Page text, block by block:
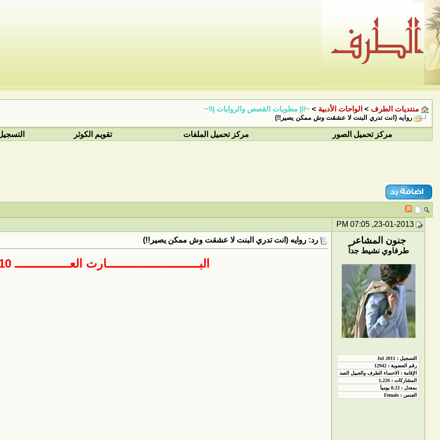
منتديات الطرف > الواحات الأدبية > ~//| مطويات القصص والروايات |\\~
روايه (انت تدري البنت لا عشقت وش ممكن يصير!!)
مركز تحميل الصور
مركز تحميل الملفات تقويم الكوثر
جنون المشاعر
طرفاوي نشيط جداً
رد: روايه (انت تدري البنت لا عشقت وش ممكن يصير!!)
البـــــــــــــــــــــــــــارت العــــــــــــــــ 10 ــــــــــــاشـــــر